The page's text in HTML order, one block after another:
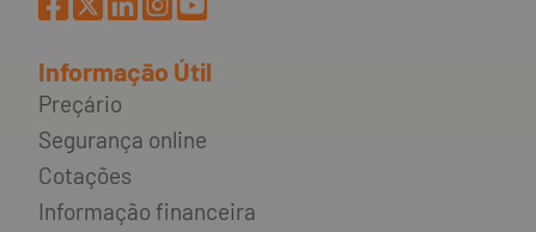
Informação Útil
Preçário
Segurança online
Cotações
Informação financeira